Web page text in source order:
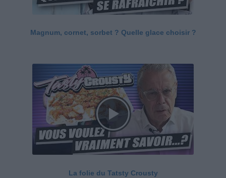
Magnum, cornet, sorbet ? Quelle glace choisir ?
La folie du Tatsty Crousty